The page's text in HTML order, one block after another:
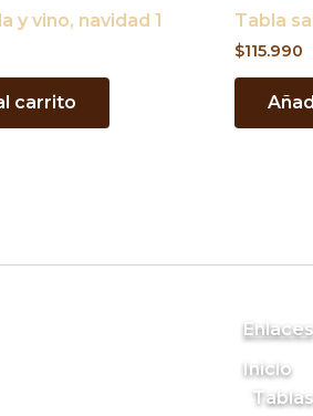
y vino, navidad 1
carrito
Tabla
$115.990
Enlaces
Inicio